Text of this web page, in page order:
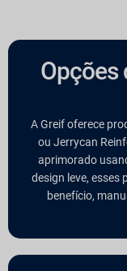
Opções
A Greif oferece
ou Jerrycan
aprimorado
design leve,
benefício,